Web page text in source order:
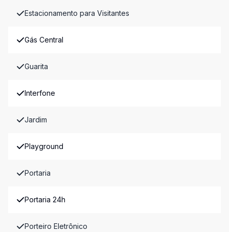
Estacionamento para Visitantes
Gás Central
Guarita
Interfone
Jardim
Playground
Portaria
Portaria 24h
Porteiro Eletrônico